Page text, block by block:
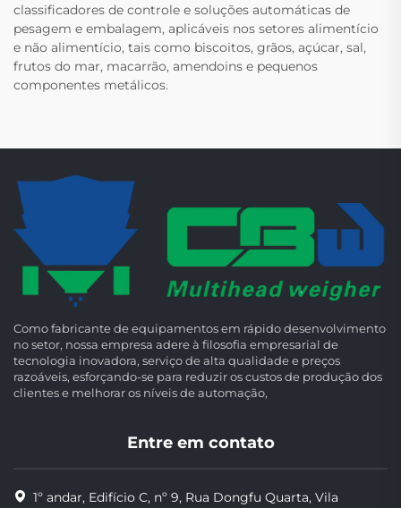
classificadores de controle e soluções automáticas de
pesagem e embalagem, aplicáveis nos setores alimentício
e não alimentício, tais como biscoitos, grãos, açúcar, sal,
frutos do mar, macarrão, amendoins e pequenos
componentes metálicos.
Como fabricante de equipamentos em rápido desenvolvimento
no setor, nossa empresa adere à filosofia empresarial de
tecnologia inovadora, serviço de alta qualidade e preços
razoáveis, esforçando-se para reduzir os custos de produção dos
clientes e melhorar os níveis de automação,
Entre em contato
1º andar, Edifício C, nº 9, Rua Dongfu Quarta, Vila